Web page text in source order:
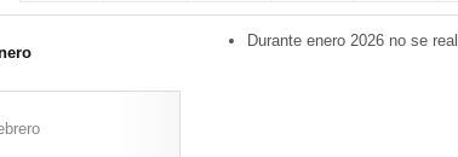
Durante enero 2026 no se